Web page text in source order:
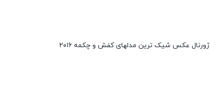
ژورنال عکس شیک ترین مدلهای کفش و چکمه ۲۰۱۶